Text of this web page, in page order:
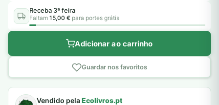
Receba 3ª feira
Faltam 15,00 € para portes grátis
Adicionar ao carrinho
Guardar nos favoritos
Vendido pelaEcolivros.pt